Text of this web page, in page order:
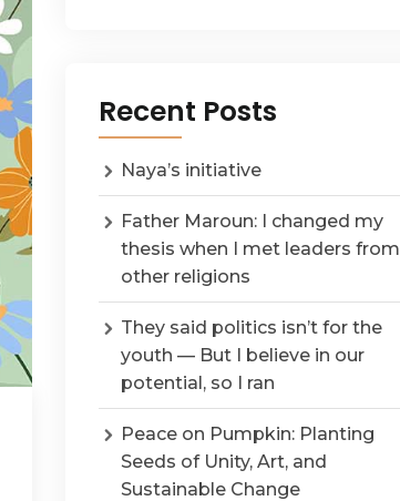
Recent Posts
Naya’s initiative
Father Maroun: I changed my
thesis when I met leaders from
other religions
They said politics isn’t for the
youth — But I believe in our
potential, so I ran
Peace on Pumpkin: Planting
Seeds of Unity, Art, and
Sustainable Change